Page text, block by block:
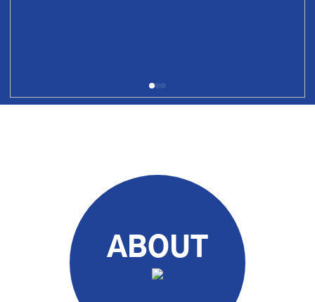
ABOUT